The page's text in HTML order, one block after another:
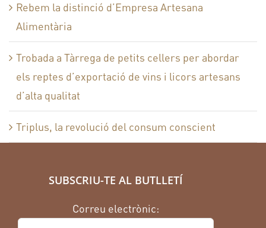
Rebem la distinció d’Empresa Artesana
Alimentària
Trobada a Tàrrega de petits cellers per abordar
els reptes d’exportació de vins i licors artesans
d’alta qualitat
Triplus, la revolució del consum conscient
SUBSCRIU-TE AL BUTLLETÍ
Correu electrònic: